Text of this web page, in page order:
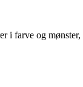
i farve og